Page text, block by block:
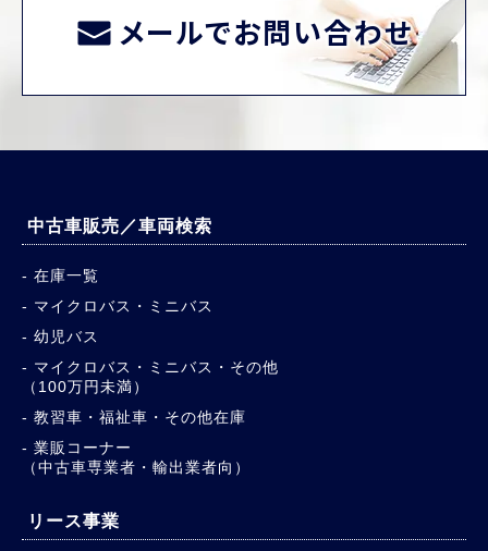
メールでお問い合わせ
中古車販売／車両検索
在庫一覧
マイクロバス・ミニバス
幼児バス
マイクロバス・ミニバス・その他
（100万円未満）
教習車・福祉車・その他在庫
業販コーナー
（中古車専業者・輸出業者向）
リース事業